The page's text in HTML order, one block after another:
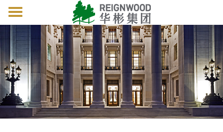
Toggle
navigation